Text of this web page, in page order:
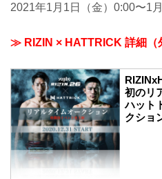
2021年1月1日（金）0:00〜1
≫ RIZIN × HATTRICK 詳細（
初のリ
ハット
クショ